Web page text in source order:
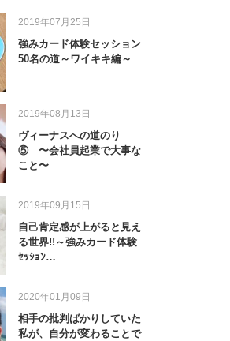
2019年07月25日
強みカード体験セッション
50名の道～ワイキキ編～
2019年08月13日
ヴィーナスへの道のり
⑤ 〜会社員起業で大事な
こと〜
2019年09月15日
自己肯定感が上がると見え
る世界!!～強みカード体験
ｾｯｼｮﾝ…
2020年01月09日
相手の批判ばかりしていた
私が、自分が変わることで